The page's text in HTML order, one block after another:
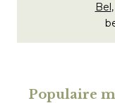
Bel
Populaire